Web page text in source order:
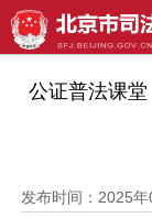
当前位置：首页>
公证普法课
发布时间：2025年